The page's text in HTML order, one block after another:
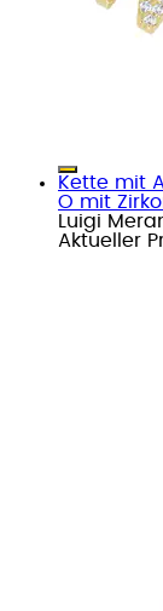
Kette mit
O mit
Luigi
Aktueller